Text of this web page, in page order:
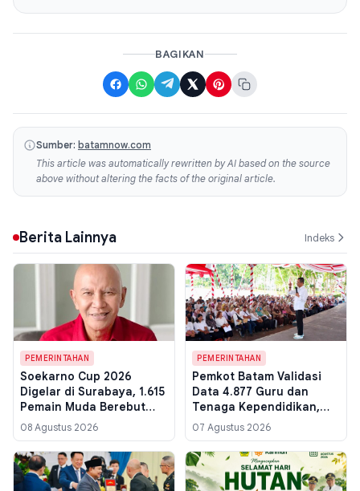
BAGIKAN
Sumber: batamnow.com
This article was automatically rewritten by AI based on the source
above without altering the facts of the original article.
Berita Lainnya Indeks
PEMERINTAHAN
Soekarno Cup 2026
Digelar di Surabaya, 1.615
Pemain Muda Berebut
Tikut 25 Skuad Jatim
08 Agustus 2026
PEMERINTAHAN
Pemkot Batam Validasi
Data 4.877 Guru dan
Tenaga Kependidikan,
Sebaran di 4 Kecamatan
Mulai Dipetakan
07 Agustus 2026